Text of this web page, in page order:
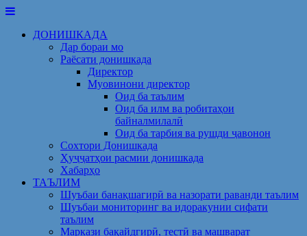
Skip
contentДОНИШКАДА
Дар бораи мо
Раёсати донишкада
Директор
Муовинони директор
Оид ба таълим
Оид ба илм ва робитаҳои
байналмилалӣ
Оид ба тарбия ва рушди ҷавонон
Сохтори Донишкада
Ҳуҷҷатҳои расмии донишкада
Хабарҳо
ТАЪЛИМ
Шуъбаи банақшагирӣ ва назорати раванди таълим
Шуъбаи мониторинг ва идоракунии сифати
таълим
Маркази бақайдгирӣ, тестӣ ва машварат